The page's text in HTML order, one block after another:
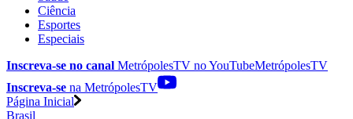
Ciência
Esportes
Especiais
Inscreva-se no canal MetrópolesTV noYouTubeMetrópolesTV
Inscreva-se na MetrópolesTV
Página Inicial
Brasil